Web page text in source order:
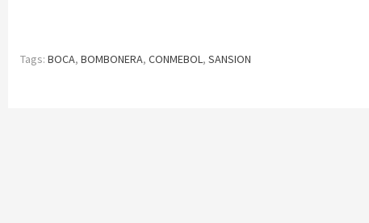
Tags: BOCA, BOMBONERA, CONMEBOL, SANSION